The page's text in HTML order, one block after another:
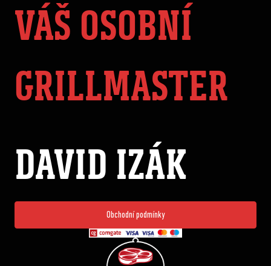
VÁŠ OSOBNÍ
GRILLMASTER
DAVID IZÁK
Obchodní podmínky